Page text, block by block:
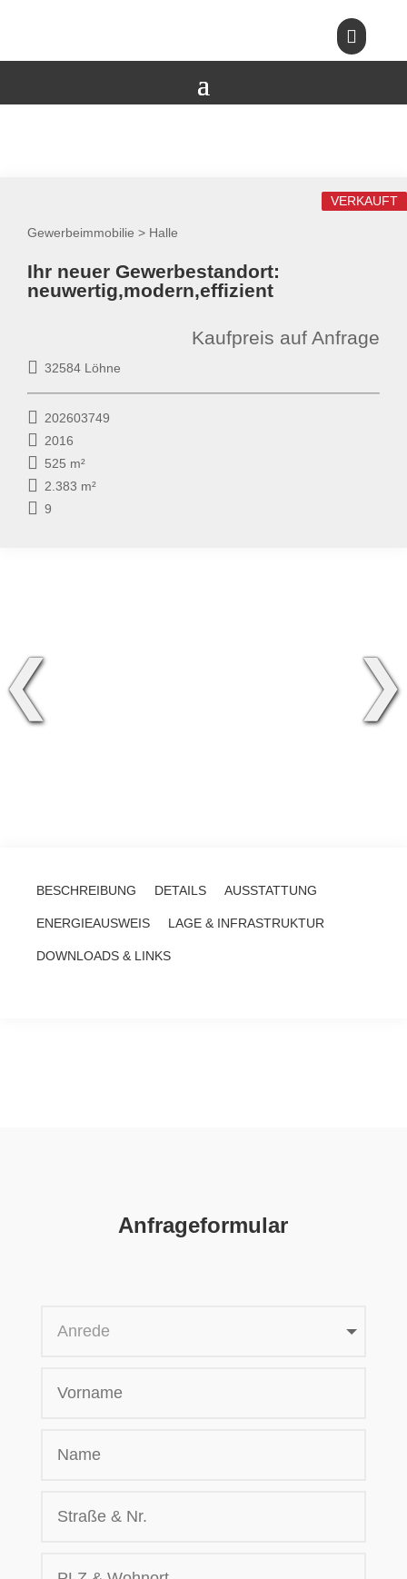

Gewerbeimmobilie > Halle
VERKAUFT
Ihr neuer Gewerbestandort:
neuwertig,modern,effizient
32584 Löhne
Kaufpreis auf Anfrage
202603749
2016
525 m²
2.383 m²
9
❮ ❯
BESCHREIBUNG DETAILS AUSSTATTUNG
ENERGIEAUSWEIS LAGE & INFRASTRUKTUR
DOWNLOADS & LINKS
Anfrageformular